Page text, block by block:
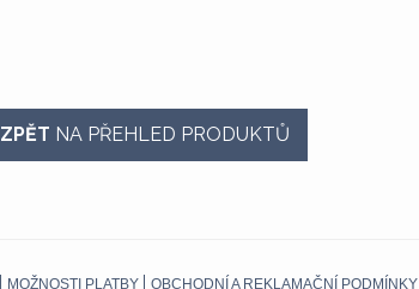
ZPĚT NA PŘEHLED PRODUKTŮ
MOŽNOSTI PLATBY OBCHODNÍ A REKLAMAČNÍ PODMÍNKY